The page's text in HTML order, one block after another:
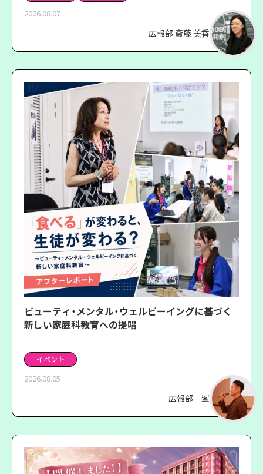
2026.08.07
広報部 斎藤 美香
ビューティ・メンタル・ウェルビーイングに基づく
新しい家庭科教育への提唱
イベント
2026.08.05
広報部 峯